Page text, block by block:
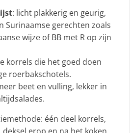
: licht plakkerig en geurig,
Surinaamse gerechten zoals
wijze of BB met R op zijn
korrels die het goed doen
roerbakschotels.
beet en vulling, lekker in
één deel korrels,